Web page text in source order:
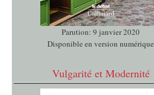
Parution: 9 janvier 2020
Disponible en version numérique
Vulgarité et Modernité